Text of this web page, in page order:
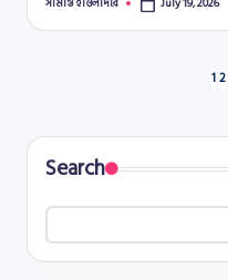
Posted
pagination
12
Search